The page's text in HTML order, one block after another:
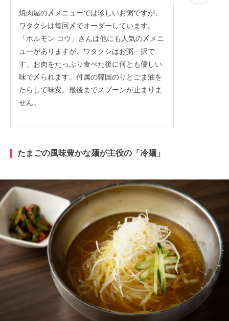
焼肉屋の〆メニューでは珍しいお粥ですが、
ワタクシは毎回〆でオーダーしています。
「ホルモン コウ」さんは他にも人気の〆メニ
ューがありますが、ワタクシはお粥一択で
す。お肉をたっぷり食べた後に何とも優しい
味で〆られます。付属の韓国のりとごま油を
たらして味変。最後までスプーンが止まりま
せん。
たまごの風味豊かな麺が主役の「冷麺 」